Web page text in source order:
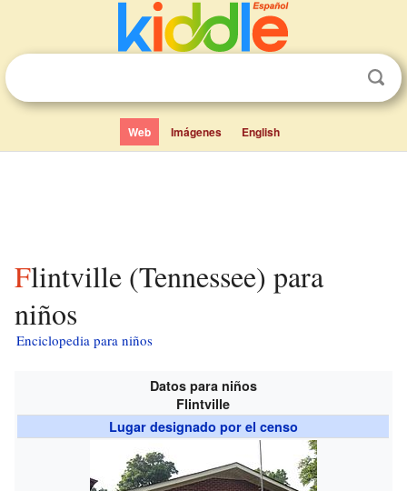
Web Imágenes English
Flintville (Tennessee) para
niños
Enciclopedia para niños
Datos para niños
Flintville
Lugar designado por el censo